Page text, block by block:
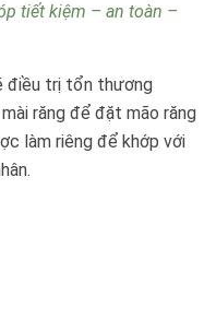
tiết kiệm – an toàn –
điều trị tổn thương
răng để đặt mão răng
làm riêng để khớp với